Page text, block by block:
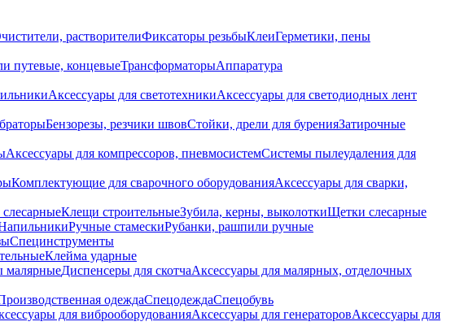
растворителиФиксаторы резьбыКлеиГерметики, пены
путевые, концевыеТрансформаторыАппаратура
Аксессуары для светотехникиАксессуары для светодиодных лент
Бензорезы, резчики швовСтойки, дрели для буренияЗатирочные
Аксессуары для компрессоров, пневмосистемСистемы пылеудаления для
Комплектующие для сварочного оборудованияАксессуары для сварки,
Клещи строительныеЗубила, керны, выколоткиЩетки слесарные
Ручные стамескиРубанки, рашпили ручные
Специнструменты
Клейма ударные
малярныеДиспенсеры для скотчаАксессуары для малярных, отделочных
одеждаСпецодеждаСпецобувь
для виброоборудованияАксессуары для генераторовАксессуары для